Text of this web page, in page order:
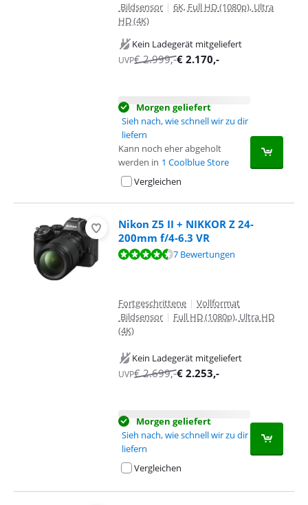
Bildsensor | 6K, Full HD (1080p), Ultra
HD (4K)
Kein Ladegerät mitgeliefert
UVP€2.999,-€ 2.170,-
Morgen geliefert
Sieh nach, wie schnell wir zu dir
liefern
Kann noch eher abgeholt
werden in 1 Coolblue Store
Vergleichen
Nikon Z5 II + NIKKOR Z 24-
200mm f/4-6.3 VR
Bewertet mit 9,3 von 10, basierend auf 7 Bewertungen.
7 Bewertungen
Fortgeschrittene | Vollformat
Bildsensor | Full HD (1080p), Ultra HD
(4K)
Kein Ladegerät mitgeliefert
UVP€2.699,-€ 2.253,-
Morgen geliefert
Sieh nach, wie schnell wir zu dir
liefern
Vergleichen